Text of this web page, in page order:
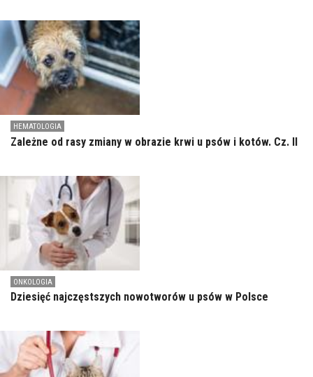
HEMATOLOGIA
Zależne od rasy zmiany w obrazie krwi u psów i kotów. Cz. II
ONKOLOGIA
Dziesięć najczęstszych nowotworów u psów w Polsce